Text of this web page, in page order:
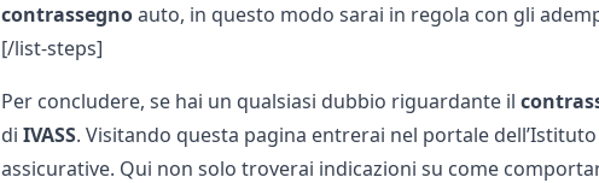
contrassegnoauto, in questo modo sarai in regola con gli
[/list-steps]
Per concludere, se hai un qualsiasi dubbio riguardante il
di IVASS. Visitando questa pagina entrerai nel portale
assicurative. Qui non solo troverai indicazioni su come